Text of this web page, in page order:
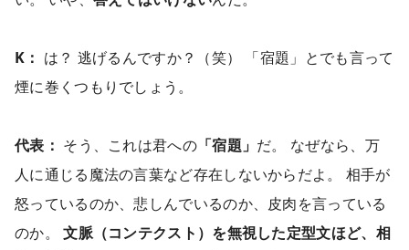
K： は？ 逃げるんですか？（笑） 「宿題」とでも言って
煙に巻くつもりでしょう。
代表： そう、これは君への「宿題」 だ。 なぜなら、万
人に通じる魔法の言葉など存在しないからだよ。 相手が
怒っているのか、悲しんでいるのか、皮肉を言っている
のか。文脈（コンテクスト）を無視した定型文ほど、相